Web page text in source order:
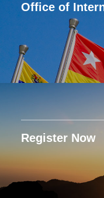
Office of
Register Now